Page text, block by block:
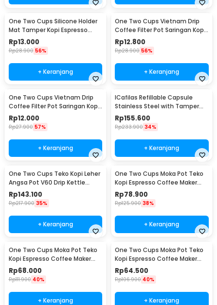
One Two Cups Silicone Holder
Mat Tamper Kopi Espresso
Barista - 0310
Rp13.000
Rp28.900 56%
+ Keranjang
One Two Cups Vietnam Drip
Coffee Filter Pot Saringan Kopi
124ml 7Q - LC1
Rp12.800
Rp28.900 56%
+ Keranjang
One Two Cups Vietnam Drip
Coffee Filter Pot Saringan Kopi
114ml 6Q - LC1
Rp12.000
Rp27.900 57%
+ Keranjang
ICafilas Refillable Capsule
Stainless Steel with Tamper
for Nespresso - F456
Rp155.600
Rp233.900 34%
+ Keranjang
One Two Cups Teko Kopi Leher
Angsa Pot V60 Drip Kettle
960ml - RF-15
Rp143.100
Rp217.900 35%
+ Keranjang
One Two Cups Moka Pot Teko
Kopi Espresso Coffee Maker
Stovetop 6 Cup 300ml - Z21
Rp78.900
Rp125.900 38%
+ Keranjang
One Two Cups Moka Pot Teko
Kopi Espresso Coffee Maker
Stovetop 4 Cup 200ml - Z21
Rp68.000
Rp111.900 40%
+ Keranjang
One Two Cups Moka Pot Teko
Kopi Espresso Coffee Maker
Stovetop 2 Cup 100ml - Z21
Rp64.500
Rp106.900 40%
+ Keranjang